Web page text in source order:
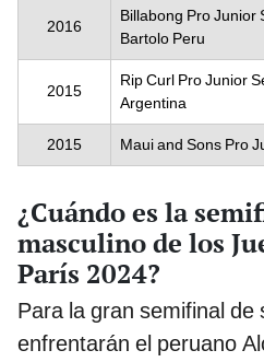
2016
Billabong Pro Junior
Bartolo Peru
2015
Rip Curl Pro Junior
Argentina
2015 Maui and Sons Pro
¿Cuándo es la
masculino de los
París 2024?
Para la gran semifinal de
enfrentarán el peruano